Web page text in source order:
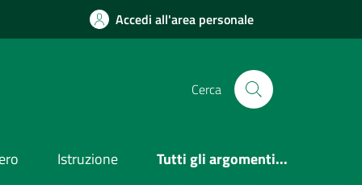
Accedi all'area personale
Cerca
Istruzione Tutti gli argomenti...